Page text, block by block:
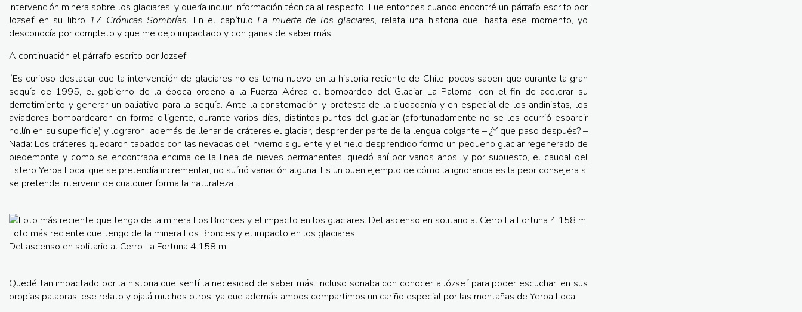
intervención minera sobre los glaciares, y quería incluir información técnica al respecto. Fue entonces cuando encontré un párrafo escrito por
Jozsef en su libro 17 Crónicas Sombrías. En el capítulo La muerte de los glaciares, relata una historia que, hasta ese momento, yo
desconocía por completo y que me dejo impactado y con ganas de saber más.
A continuación el párrafo escrito por Jozsef:
“Es curioso destacar que la intervención de glaciares no es tema nuevo en la historia reciente de Chile; pocos saben que durante la gran
sequía de 1995, el gobierno de la época ordeno a la Fuerza Aérea el bombardeo del Glaciar La Paloma, con el fin de acelerar su
derretimiento y generar un paliativo para la sequía. Ante la consternación y protesta de la ciudadanía y en especial de los andinistas, los
aviadores bombardearon en forma diligente, durante varios días, distintos puntos del glaciar (afortunadamente no se les ocurrió esparcir
hollín en su superficie) y lograron, además de llenar de cráteres el glaciar, desprender parte de la lengua colgante – ¿Y que paso después? –
Nada: Los cráteres quedaron tapados con las nevadas del invierno siguiente y el hielo desprendido formo un pequeño glaciar regenerado de
piedemonte y como se encontraba encima de la linea de nieves permanentes, quedó ahí por varios años…y por supuesto, el caudal del
Estero Yerba Loca, que se pretendía incrementar, no sufrió variación alguna. Es un buen ejemplo de cómo la ignorancia es la peor consejera si
se pretende intervenir de cualquier forma la naturaleza¨.
Foto más reciente que tengo de la minera Los Bronces y el impacto en los glaciares.
Del ascenso en solitario al Cerro La Fortuna 4.158 m
Quedé tan impactado por la historia que sentí la necesidad de saber más. Incluso soñaba con conocer a József para poder escuchar, en sus
propias palabras, ese relato y ojalá muchos otros, ya que además ambos compartimos un cariño especial por las montañas de Yerba Loca.